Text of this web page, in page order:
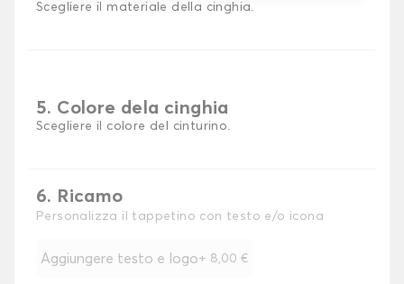
Scegliere il materiale della cinghia.
5. Colore dela cinghia
Scegliere il colore del cinturino.
6. Ricamo
Personalizza il tappetino con testo e/o icona
Aggiungere testo e logo+ 8,00 €